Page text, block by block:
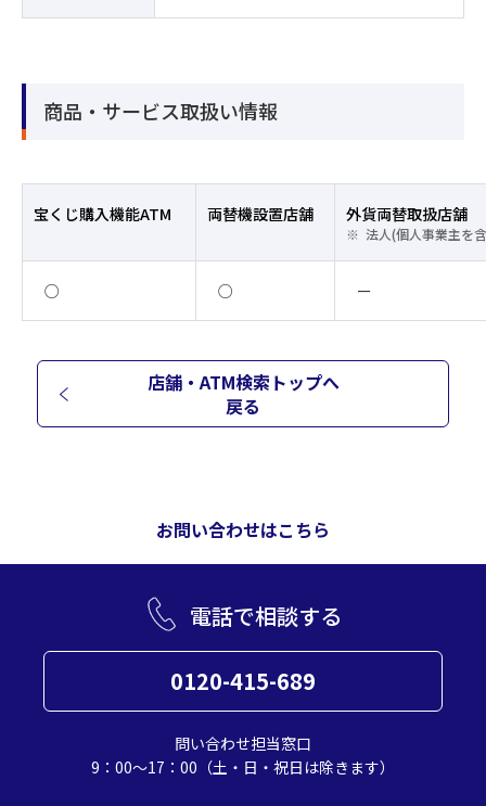
商品・サービス取扱い情報
宝くじ購入機能ATM 両替機設置店舗 外貨両替取扱店舗
法人(個人事業主を
○ ○ ー
店舗・ATM検索トップへ
戻る
お問い合わせはこちら
電話で相談する
0120-415-689
問い合わせ担当窓口
9：00～17：00（土・日・祝日は除きます）